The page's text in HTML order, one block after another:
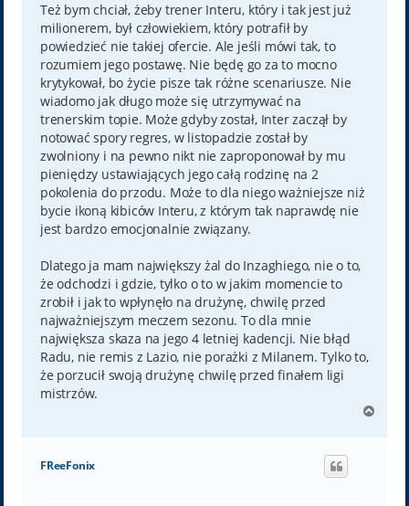
Też bym chciał, żeby trener Interu, który i tak jest już
milionerem, był człowiekiem, który potrafił by
powiedzieć nie takiej ofercie. Ale jeśli mówi tak, to
rozumiem jego postawę. Nie będę go za to mocno
krytykował, bo życie pisze tak różne scenariusze. Nie
wiadomo jak długo może się utrzymywać na
trenerskim topie. Może gdyby został, Inter zaczął by
notować spory regres, w listopadzie został by
zwolniony i na pewno nikt nie zaproponował by mu
pieniędzy ustawiających jego całą rodzinę na 2
pokolenia do przodu. Może to dla niego ważniejsze niż
bycie ikoną kibiców Interu, z którym tak naprawdę nie
jest bardzo emocjonalnie związany.
Dlatego ja mam największy żal do Inzaghiego, nie o to,
że odchodzi i gdzie, tylko o to w jakim momencie to
zrobił i jak to wpłynęło na drużynę, chwilę przed
najważniejszym meczem sezonu. To dla mnie
największa skaza na jego 4 letniej kadencji. Nie błąd
Radu, nie remis z Lazio, nie porażki z Milanem. Tylko to,
że porzucił swoją drużynę chwilę przed finałem ligi
mistrzów.
g
FReeFonix